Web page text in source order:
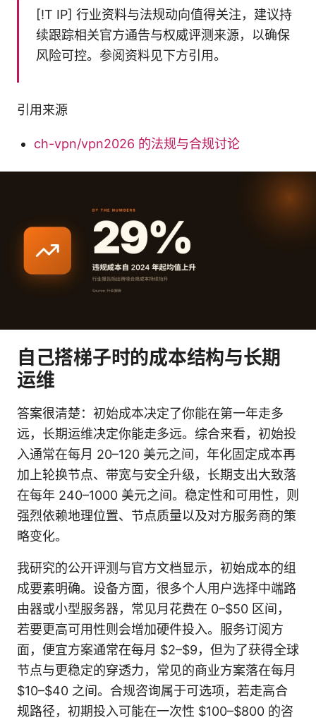
[!T IP] 行业资料与法规动向值得关注，建议持
续跟踪相关官方通告与权威评测来源，以确保
风险可控。参阅资料见下方引用。
引用来源
ch-vpn/vpn2026 的法规与合规讨论
自己搭梯子时的成本结构与长期
运维
答案很清楚：初始成本决定了你能在第一年走多
远，长期运维决定你能走多远。综合来看，初始投
入通常在每月 20–120 美元之间，年化固定成本再
加上轮换节点、带宽与安全升级，长期支出大致落
在每年 240–1000 美元之间。稳定性和可用性，则
强烈依赖地理位置、节点质量以及对方服务商的策
略变化。
我研究的公开评测与官方文档显示，初始成本的组
成要素明确。设备方面，很多个人用户选择中端路
由器或小型服务器，常见月花费在 0–$50 区间，
若要更高可用性则会增加硬件投入。服务订阅方
面，便宜方案通常在每月 $2–$9，但为了获得全球
节点与更稳定的穿透力，常见的商业方案落在每月
$10–$40 之间。合规咨询属于可选项，若走高合
规路径，初期投入可能在一次性 $100–$800 的咨